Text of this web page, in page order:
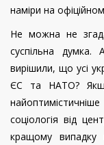
наміри на
Не можна не
суспільна думка.
вирішили, що усі
ЄС та НАТО?
соціологія від
кращому випадку